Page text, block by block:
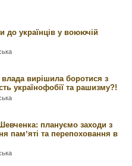
до українців у воюючій
вирішила боротися з
українофобії та рашизму?!
плануємо заходи з
памʼяті та перепоховання в